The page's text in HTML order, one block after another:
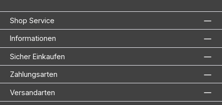
Shop Service
Informationen
Sicher Einkaufen
Zahlungsarten
Versandarten